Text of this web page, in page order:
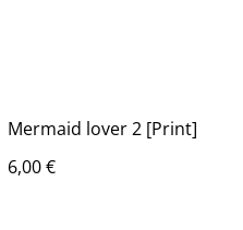
Mermaid lover 2 [Print]
6,00 €